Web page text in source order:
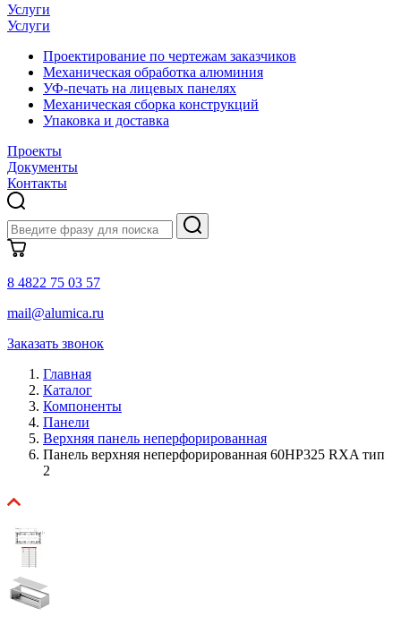
Услуги
Услуги
Проектирование по чертежам заказчиков
Механическая обработка алюминия
УФ-печать на лицевых панелях
Механическая сборка конструкций
Упаковка и доставка
Проекты
Документы
Контакты
8 4822 75 03 57
mail@alumica.ru
Заказать звонок
Главная
Каталог
Компоненты
Панели
Верхняя панель неперфорированная
Панель верхняя неперфорированная 60HP325 RXA тип
2